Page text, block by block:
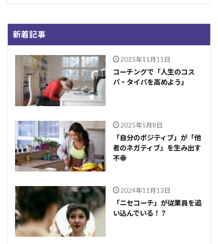
新着記事
2025年11月11日
コーチングで「人生のコス
パ・タイパを高めよう」
2025年5月8日
「自分のポジティブ」が「他
者のネガティブ」を生み出す
不幸
2024年11月13日
「ニセコーチ」が従業員を追
い込んでいる！？